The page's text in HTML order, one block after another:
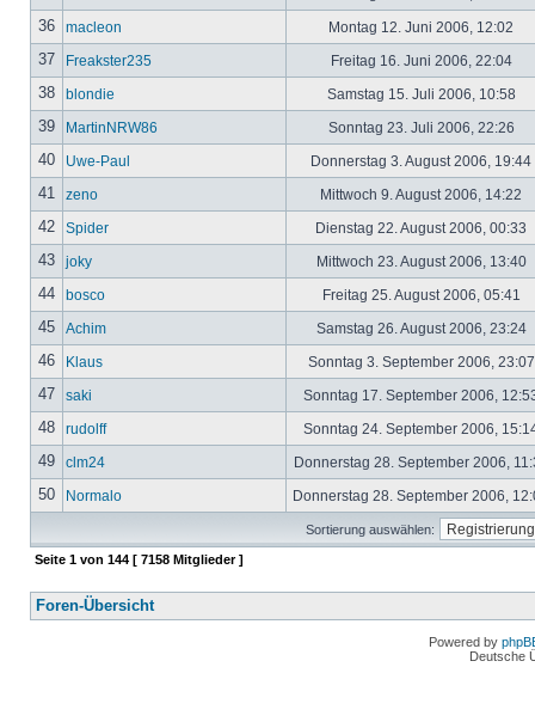
36 macleon Montag 12. Juni 2006, 12:02
37 Freakster235 Freitag 16. Juni 2006, 22:04
38 blondie Samstag 15. Juli 2006, 10:58
39 MartinNRW86 Sonntag 23. Juli 2006, 22:26
40 Uwe-Paul Donnerstag 3. August 2006, 19:44
41 zeno Mittwoch 9. August 2006, 14:22
42 Spider Dienstag 22. August 2006, 00:33
43 joky Mittwoch 23. August 2006, 13:40
44 bosco Freitag 25. August 2006, 05:41
45 Achim Samstag 26. August 2006, 23:24
46 Klaus Sonntag 3. September 2006,
47 saki Sonntag 17. September 2006,
48 rudolff Sonntag 24. September 2006,
49 clm24 Donnerstag 28. September 2006,
50 Normalo Donnerstag 28. September 2006,
Sortierung auswählen:
Seite 1 von 144 [ 7158 Mitglieder ]
Foren-Übersicht
Powered by
Deutsche